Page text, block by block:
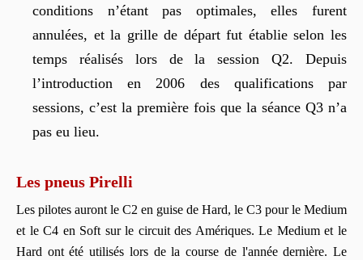
conditions n’étant pas optimales, elles furent
annulées, et la grille de départ fut établie selon les
temps réalisés lors de la session Q2. Depuis
l’introduction en 2006 des qualifications par
sessions, c’est la première fois que la séance Q3 n’a
pas eu lieu.
Les pneus Pirelli
Les pilotes auront le C2 en guise de Hard, le C3 pour le Medium
et le C4 en Soft sur le circuit des Amériques. Le Medium et le
Hard ont été utilisés lors de la course de l'année dernière. Le